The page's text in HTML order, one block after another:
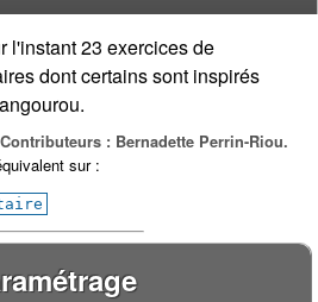
l'instant 23 exercices de
dont certains sont inspirés
Contributeurs : Bernadette Perrin-Riou.
sur :